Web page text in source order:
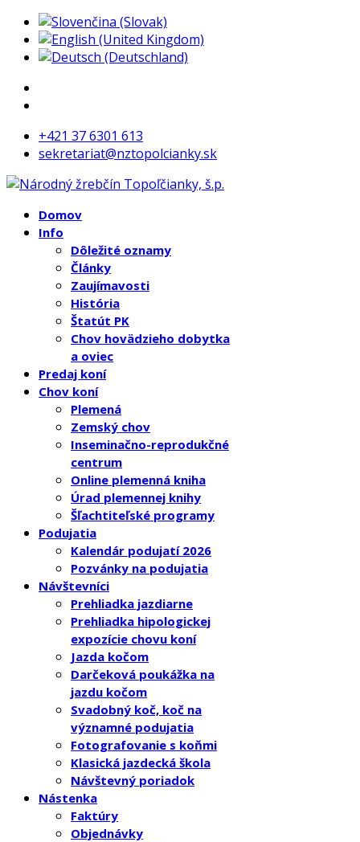
+421 37 6301 613
sekretariat@nztopolcianky.sk
Domov
Info
Dôležité oznamy
Články
Zaujímavosti
História
Štatút PK
Chov hovädzieho dobytka
a oviec
Predaj koní
Chov koní
Plemená
Zemský chov
Inseminačno-reprodukčné
centrum
Online plemenná kniha
Úrad plemennej knihy
Šľachtiteľské programy
Podujatia
Kalendár podujatí 2026
Pozvánky na podujatia
Návštevníci
Prehliadka jazdiarne
Prehliadka hipologickej
expozície chovu koní
Jazda kočom
Darčeková poukážka na
jazdu kočom
Svadobný koč, koč na
významné podujatia
Fotografovanie s koňmi
Klasická jazdecká škola
Návštevný poriadok
Nástenka
Faktúry
Objednávky